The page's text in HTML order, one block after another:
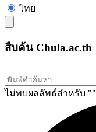
ไทย
สืบค้น Chula.ac.th
ไม่พบผลลัพธ์สำหรับ ""